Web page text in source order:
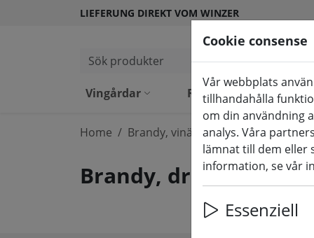
LIEFERUNG DIREKT VOM WINZER
Sök produkter
Vingårdar Rött vin Vitt vin
Home Brandy, vinäger och mycket mer
Brandy, druvsaft,
Cookie consense
Vår webbplats
tillhandahålla
om din användning
analys. Våra
lämnat till dem eller
information, se vår
Essenziell